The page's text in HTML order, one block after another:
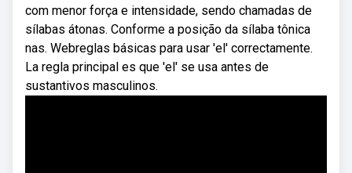
com menor força e intensidade, sendo chamadas de
sílabas átonas. Conforme a posição da sílaba tônica
nas. Webreglas básicas para usar 'el' correctamente.
La regla principal es que 'el' se usa antes de
sustantivos masculinos.